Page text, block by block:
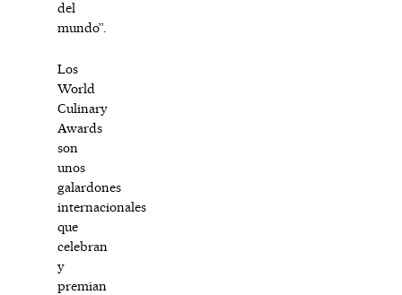
del
mundo”.
Los
World
Culinary
Awards
son
unos
galardones
internacionales
que
celebran
y
premian